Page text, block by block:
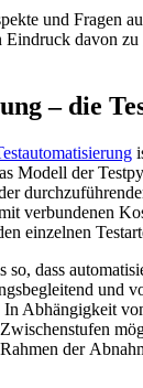
und Fragen
davon zu
– die
Modell der
verbundenen
einzelnen
so, dass
und
In Abhängigkeit
der